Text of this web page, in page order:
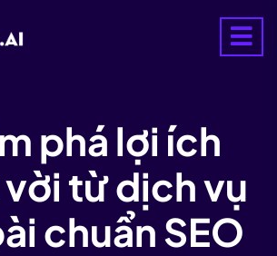
phá lợi ích
từ dịch vụ
chuẩn SEO